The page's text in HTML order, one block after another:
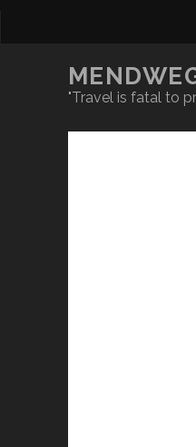
"Travel is fatal to